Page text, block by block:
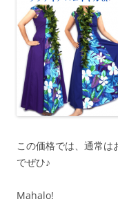
この価格では、通常は
でぜひ♪
Mahalo!